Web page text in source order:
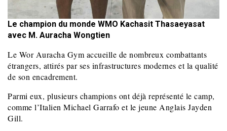
Le champion du monde WMO Kachasit Thasaeyasat
avec M. Auracha Wongtien
Le Wor Auracha Gym accueille de nombreux combattants
étrangers, attirés par ses infrastructures modernes et la qualité
de son encadrement.
Parmi eux, plusieurs champions ont déjà représenté le camp,
comme l’Italien Michael Garrafo et le jeune Anglais Jayden
Gill.